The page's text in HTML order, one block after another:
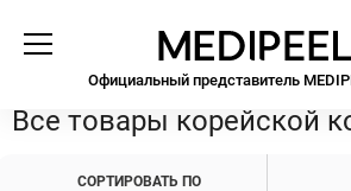
Medipeel
Официальный представитель
Все товары корейской
СОРТИРОВАТЬ ПО